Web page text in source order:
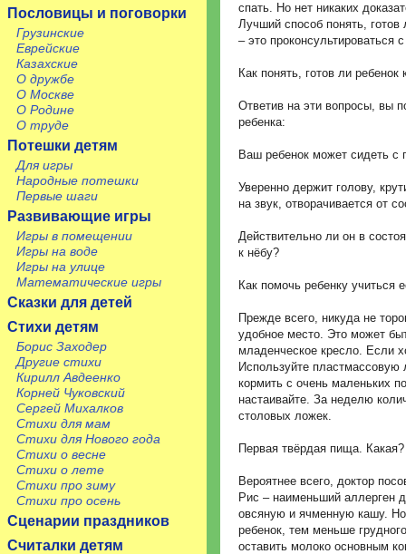
Пословицы и поговорки
Грузинские
Еврейские
Казахские
О дружбе
О Москве
О Родине
О труде
Потешки детям
Для игры
Народные потешки
Первые шаги
Развивающие игры
Игры в помещении
Игры на воде
Игры на улице
Математические игры
Сказки для детей
Стихи детям
Борис Заходер
Другие стихи
Кирилл Авдеенко
Корней Чуковский
Сергей Михалков
Стихи для мам
Стихи для Нового года
Стихи о весне
Стихи о лете
Стихи про зиму
Стихи про осень
Сценарии праздников
Считалки детям
спать. Но нет никаких
Лучший способ понять,
– это проконсультироваться
Как понять, готов ли
Ответив на эти вопросы, вы
ребенка:
Ваш ребенок может сидеть с
Уверенно держит голову,
на звук, отворачивается от
Действительно ли он в
к нёбу?
Как помочь ребенку учиться
Прежде всего, никуда не
удобное место. Это может
младенческое кресло. Если
Используйте пластмассовую
кормить с очень маленьких
настаивайте. За неделю
столовых ложек.
Первая твёрдая пища. Какая?
Вероятнее всего, доктор
Рис – наименьший аллерген
овсяную и ячменную кашу.
ребенок, тем меньше
оставить молоко основным